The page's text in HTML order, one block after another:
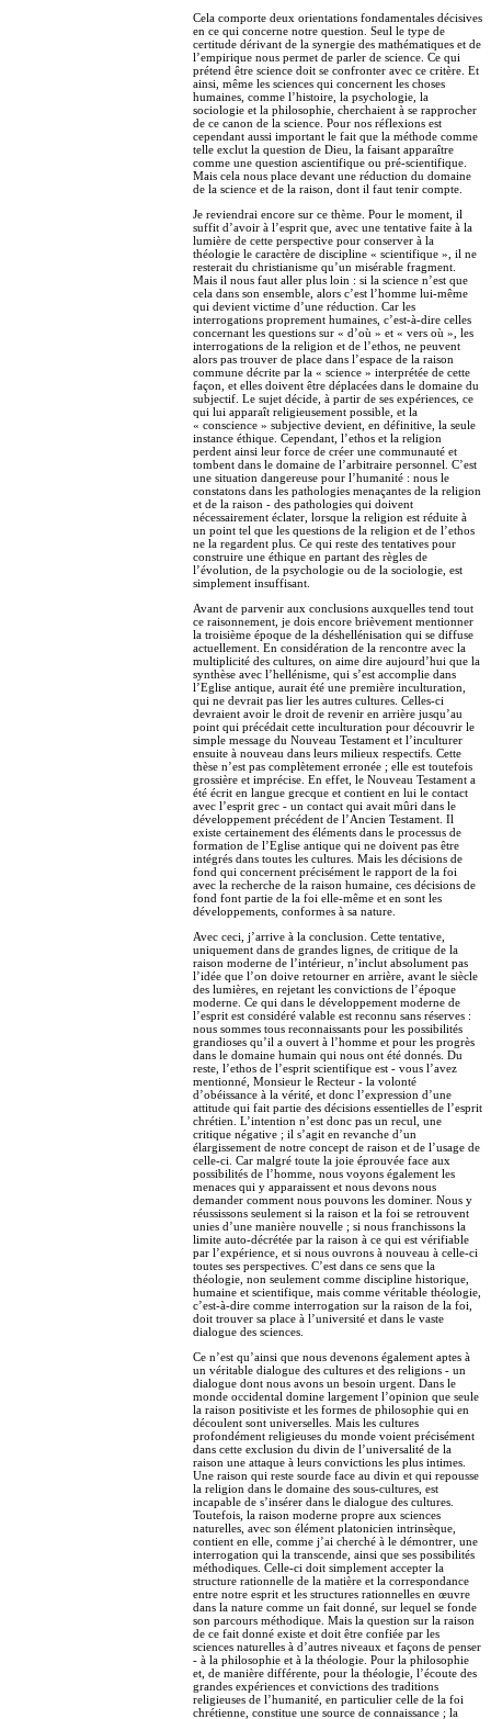
Cela comporte deux orientations fondamentales décisives
en ce qui concerne notre question. Seul le type de
certitude dérivant de la synergie des mathématiques et de
l’empirique nous permet de parler de science. Ce qui
prétend être science doit se confronter avec ce critère. Et
ainsi, même les sciences qui concernent les choses
humaines, comme l’histoire, la psychologie, la
sociologie et la philosophie, cherchaient à se rapprocher
de ce canon de la science. Pour nos réflexions est
cependant aussi important le fait que la méthode comme
telle exclut la question de Dieu, la faisant apparaître
comme une question ascientifique ou pré-scientifique.
Mais cela nous place devant une réduction du domaine
de la science et de la raison, dont il faut tenir compte.
Je reviendrai encore sur ce thème. Pour le moment, il
suffit d’avoir à l’esprit que, avec une tentative faite à la
lumière de cette perspective pour conserver à la
théologie le caractère de discipline « scientifique », il ne
resterait du christianisme qu’un misérable fragment.
Mais il nous faut aller plus loin : si la science n’est que
cela dans son ensemble, alors c’est l’homme lui-même
qui devient victime d’une réduction. Car les
interrogations proprement humaines, c’est-à-dire celles
concernant les questions sur « d’où » et « vers où », les
interrogations de la religion et de l’ethos, ne peuvent
alors pas trouver de place dans l’espace de la raison
commune décrite par la « science » interprétée de cette
façon, et elles doivent être déplacées dans le domaine du
subjectif. Le sujet décide, à partir de ses expériences, ce
qui lui apparaît religieusement possible, et la
« conscience » subjective devient, en définitive, la seule
instance éthique. Cependant, l’ethos et la religion
perdent ainsi leur force de créer une communauté et
tombent dans le domaine de l’arbitraire personnel. C’est
une situation dangereuse pour l’humanité : nous le
constatons dans les pathologies menaçantes de la religion
et de la raison - des pathologies qui doivent
nécessairement éclater, lorsque la religion est réduite à
un point tel que les questions de la religion et de l’ethos
ne la regardent plus. Ce qui reste des tentatives pour
construire une éthique en partant des règles de
l’évolution, de la psychologie ou de la sociologie, est
simplement insuffisant.
Avant de parvenir aux conclusions auxquelles tend tout
ce raisonnement, je dois encore brièvement mentionner
la troisième époque de la déshellénisation qui se diffuse
actuellement. En considération de la rencontre avec la
multiplicité des cultures, on aime dire aujourd’hui que la
synthèse avec l’hellénisme, qui s’est accomplie dans
l’Eglise antique, aurait été une première inculturation,
qui ne devrait pas lier les autres cultures. Celles-ci
devraient avoir le droit de revenir en arrière jusqu’au
point qui précédait cette inculturation pour découvrir le
simple message du Nouveau Testament et l’inculturer
ensuite à nouveau dans leurs milieux respectifs. Cette
thèse n’est pas complètement erronée ; elle est toutefois
grossière et imprécise. En effet, le Nouveau Testament a
été écrit en langue grecque et contient en lui le contact
avec l’esprit grec - un contact qui avait mûri dans le
développement précédent de l’Ancien Testament. Il
existe certainement des éléments dans le processus de
formation de l’Eglise antique qui ne doivent pas être
intégrés dans toutes les cultures. Mais les décisions de
fond qui concernent précisément le rapport de la foi
avec la recherche de la raison humaine, ces décisions de
fond font partie de la foi elle-même et en sont les
développements, conformes à sa nature.
Avec ceci, j’arrive à la conclusion. Cette tentative,
uniquement dans de grandes lignes, de critique de la
raison moderne de l’intérieur, n’inclut absolument pas
l’idée que l’on doive retourner en arrière, avant le siècle
des lumières, en rejetant les convictions de l’époque
moderne. Ce qui dans le développement moderne de
l’esprit est considéré valable est reconnu sans réserves :
nous sommes tous reconnaissants pour les possibilités
grandioses qu’il a ouvert à l’homme et pour les progrès
dans le domaine humain qui nous ont été donnés. Du
reste, l’ethos de l’esprit scientifique est - vous l’avez
mentionné, Monsieur le Recteur - la volonté
d’obéissance à la vérité, et donc l’expression d’une
attitude qui fait partie des décisions essentielles de l’esprit
chrétien. L’intention n’est donc pas un recul, une
critique négative ; il s’agit en revanche d’un
élargissement de notre concept de raison et de l’usage de
celle-ci. Car malgré toute la joie éprouvée face aux
possibilités de l’homme, nous voyons également les
menaces qui y apparaissent et nous devons nous
demander comment nous pouvons les dominer. Nous y
réussissons seulement si la raison et la foi se retrouvent
unies d’une manière nouvelle ; si nous franchissons la
limite auto-décrétée par la raison à ce qui est vérifiable
par l’expérience, et si nous ouvrons à nouveau à celle-ci
toutes ses perspectives. C’est dans ce sens que la
théologie, non seulement comme discipline historique,
humaine et scientifique, mais comme véritable théologie,
c’est-à-dire comme interrogation sur la raison de la foi,
doit trouver sa place à l’université et dans le vaste
dialogue des sciences.
Ce n’est qu’ainsi que nous devenons également aptes à
un véritable dialogue des cultures et des religions - un
dialogue dont nous avons un besoin urgent. Dans le
monde occidental domine largement l’opinion que seule
la raison positiviste et les formes de philosophie qui en
découlent sont universelles. Mais les cultures
profondément religieuses du monde voient précisément
dans cette exclusion du divin de l’universalité de la
raison une attaque à leurs convictions les plus intimes.
Une raison qui reste sourde face au divin et qui repousse
la religion dans le domaine des sous-cultures, est
incapable de s’insérer dans le dialogue des cultures.
Toutefois, la raison moderne propre aux sciences
naturelles, avec son élément platonicien intrinsèque,
contient en elle, comme j’ai cherché à le démontrer, une
interrogation qui la transcende, ainsi que ses possibilités
méthodiques. Celle-ci doit simplement accepter la
structure rationnelle de la matière et la correspondance
entre notre esprit et les structures rationnelles en œuvre
dans la nature comme un fait donné, sur lequel se fonde
son parcours méthodique. Mais la question sur la raison
de ce fait donné existe et doit être confiée par les
sciences naturelles à d’autres niveaux et façons de penser
- à la philosophie et à la théologie. Pour la philosophie
et, de manière différente, pour la théologie, l’écoute des
grandes expériences et convictions des traditions
religieuses de l’humanité, en particulier celle de la foi
chrétienne, constitue une source de connaissance ; la